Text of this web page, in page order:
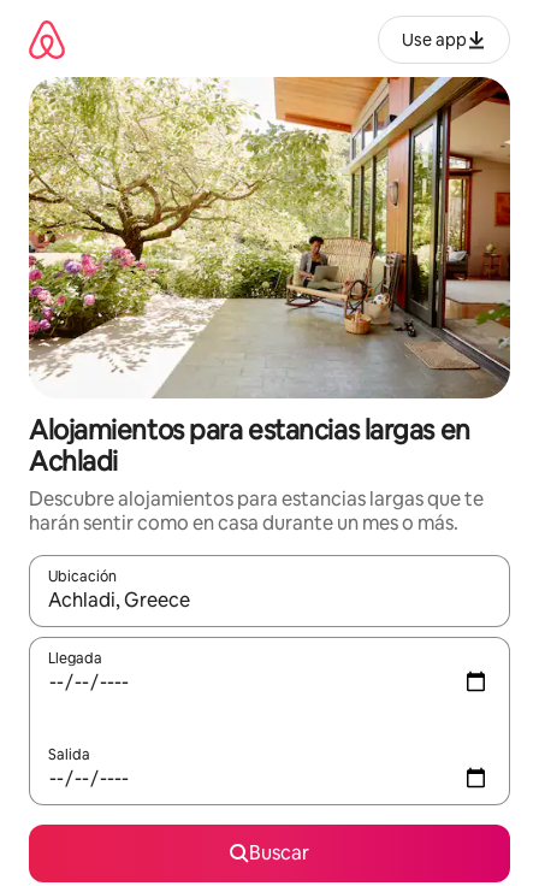
contenido
Use app
Alojamientos para estancias largas en
Achladi
Descubre alojamientos para estancias largas que te
harán sentir como en casa durante un mes o más.
Ubicación
Cuando los resultados estén disponibles, podrás navegar
Llegada
Salida
Buscar